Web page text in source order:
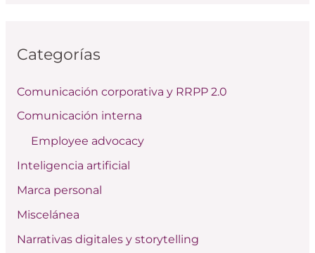
a
p
o
:
Categorías
Comunicación corporativa y RRPP 2.0
Comunicación interna
Employee advocacy
Inteligencia artificial
Marca personal
Miscelánea
Narrativas digitales y storytelling